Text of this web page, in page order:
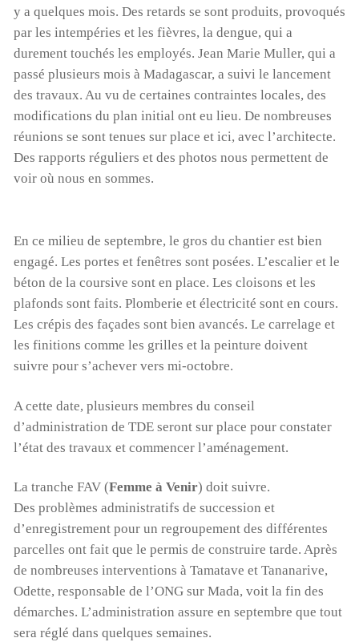
y a quelques mois. Des retards se sont produits, provoqués
par les intempéries et les fièvres, la dengue, qui a
durement touchés les employés. Jean Marie Muller, qui a
passé plusieurs mois à Madagascar, a suivi le lancement
des travaux. Au vu de certaines contraintes locales, des
modifications du plan initial ont eu lieu. De nombreuses
réunions se sont tenues sur place et ici, avec l’architecte.
Des rapports réguliers et des photos nous permettent de
voir où nous en sommes.
En ce milieu de septembre, le gros du chantier est bien
engagé. Les portes et fenêtres sont posées. L’escalier et le
béton de la coursive sont en place. Les cloisons et les
plafonds sont faits. Plomberie et électricité sont en cours.
Les crépis des façades sont bien avancés. Le carrelage et
les finitions comme les grilles et la peinture doivent
suivre pour s’achever vers mi-octobre.
A cette date, plusieurs membres du conseil
d’administration de TDE seront sur place pour constater
l’état des travaux et commencer l’aménagement.
La tranche FAV (Femme à Venir) doit suivre.
Des problèmes administratifs de succession et
d’enregistrement pour un regroupement des différentes
parcelles ont fait que le permis de construire tarde. Après
de nombreuses interventions à Tamatave et Tananarive,
Odette, responsable de l’ONG sur Mada, voit la fin des
démarches. L’administration assure en septembre que tout
sera réglé dans quelques semaines.